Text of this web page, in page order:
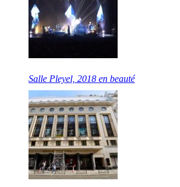
Salle Pleyel, 2018 en beauté